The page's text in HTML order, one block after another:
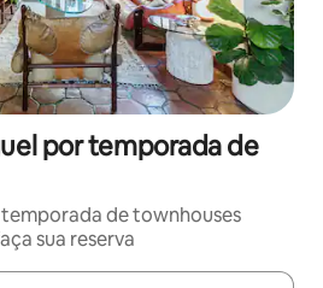
por temporada de
de townhouses
sua reserva